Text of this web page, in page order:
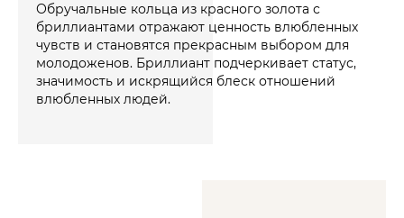
Обручальные кольца из красного золота с
бриллиантами отражают ценность влюбленных
чувств и становятся прекрасным выбором для
молодоженов. Бриллиант подчеркивает статус,
значимость и искрящийся блеск отношений
влюбленных людей.